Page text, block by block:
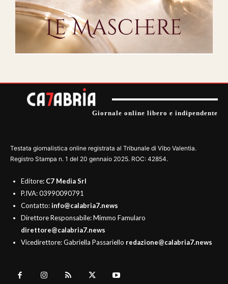
Giornale online libero e indipendente
Testata giornalistica online registrata al Tribunale di Vibo Valentia.
Registro Stampa n. 1 del 20 gennaio 2025. ROC: 42854.
Editore: C7 Media Srl
P.IVA: 03990090791
Contatto:info@calabria7.news
Direttore Responsabile: Mimmo Famularo
direttore@calabria7.news
Vicedirettore: Gabriella Passariello redazione@calabria7.news